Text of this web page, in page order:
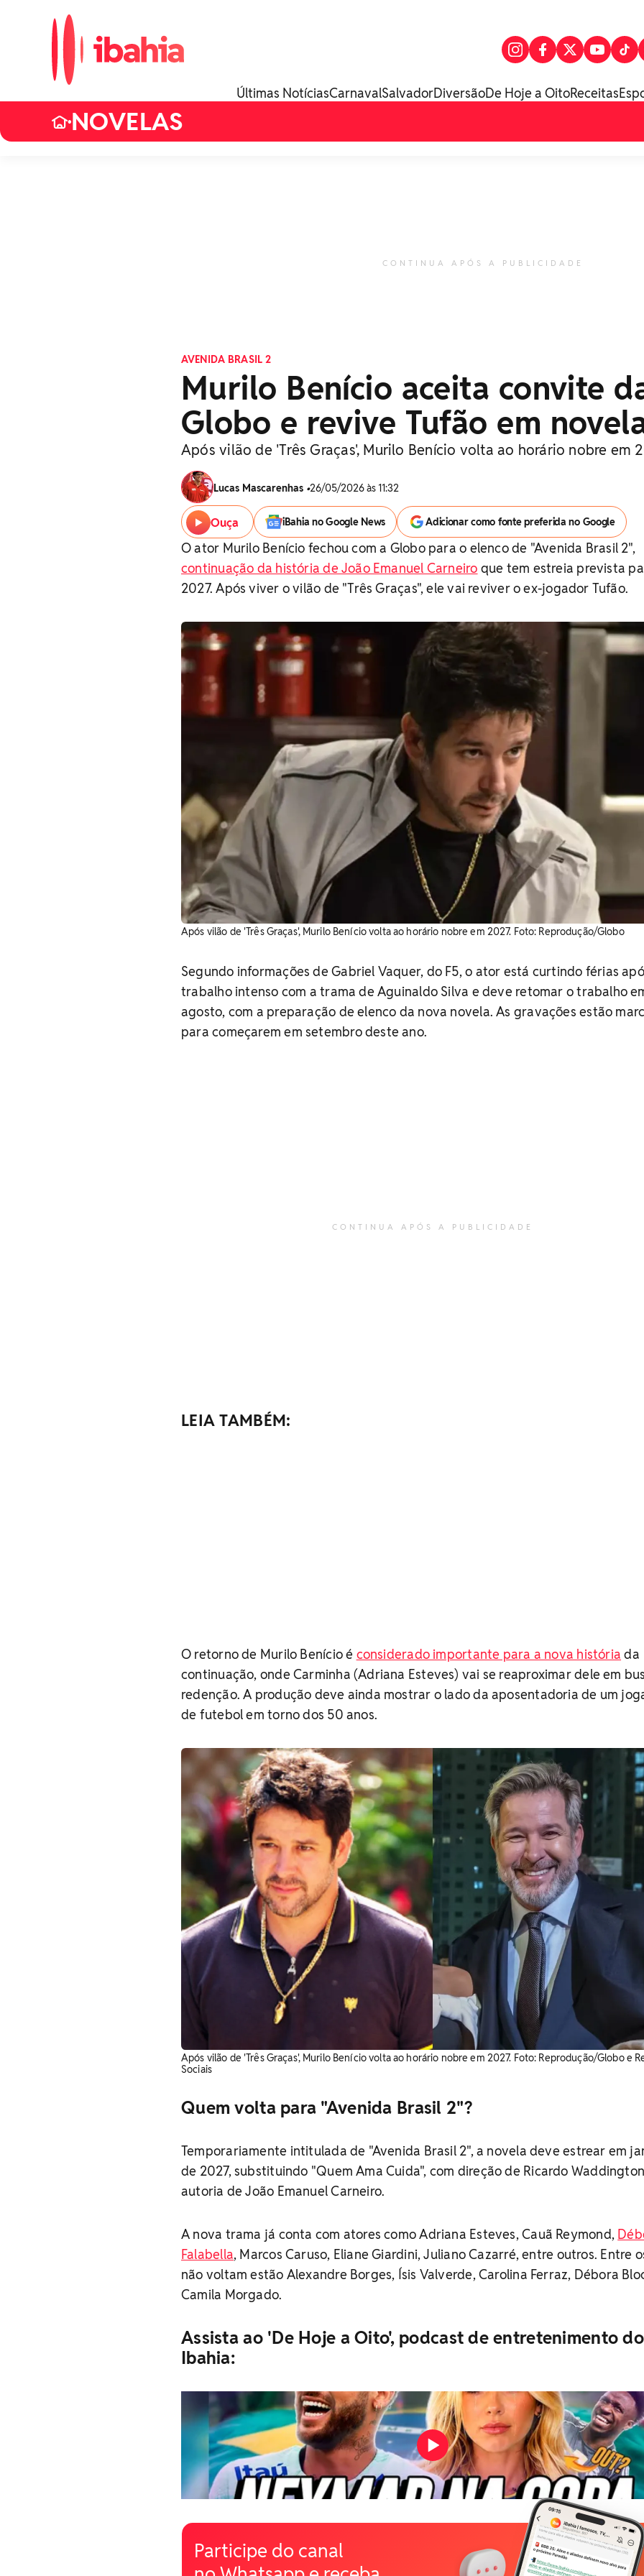
Últimas NotíciasCarnavalSalvadorDiversãoDe Hoje a OitoReceitas
•NOVELAS
CONTINUA APÓS A PUBLICIDADE
AVENIDA BRASIL 2
Murilo Benício aceita convite
Globo e revive Tufão em
Após vilão de 'Três Graças', Murilo Benício volta ao horário nobre em
Lucas Mascarenhas •26/05/2026 às 11:32
Ouça iBahia no Google News Adicionar como fonte preferida no Google
O ator Murilo Benício fechou com a Globo para o elenco de "Avenida Brasil 2",
continuação da história de João Emanuel Carneiro que tem estreia prevista
2027. Após viver o vilão de "Três Graças", ele vai reviver o ex-jogador Tufão.
Após vilão de 'Três Graças', Murilo Benício volta ao horário nobre em 2027. Foto: Reprodução/Globo
Segundo informações de Gabriel Vaquer, do F5, o ator está curtindo férias
trabalho intenso com a trama de Aguinaldo Silva e deve retomar o trabalho
agosto, com a preparação de elenco da nova novela. As gravações estão
para começarem em setembro deste ano.
CONTINUA APÓS A PUBLICIDADE
LEIA TAMBÉM:
O retorno de Murilo Benício é considerado importante para a nova história da
continuação, onde Carminha (Adriana Esteves) vai se reaproximar dele em
redenção. A produção deve ainda mostrar o lado da aposentadoria de um
de futebol em torno dos 50 anos.
Após vilão de 'Três Graças', Murilo Benício volta ao horário nobre em 2027. Foto: Reprodução/Globo e
Sociais
Quem volta para "Avenida Brasil 2"?
Temporariamente intitulada de "Avenida Brasil 2", a novela deve estrear em
de 2027, substituindo "Quem Ama Cuida", com direção de Ricardo
autoria de João Emanuel Carneiro.
A nova trama já conta com atores como Adriana Esteves, Cauã Reymond,
Falabella, Marcos Caruso, Eliane Giardini, Juliano Cazarré, entre outros. Entre
não voltam estão Alexandre Borges, Ísis Valverde, Carolina Ferraz, Débora
Camila Morgado.
Assista ao 'De Hoje a Oito', podcast de entretenimento do
Ibahia:
Participe do canal